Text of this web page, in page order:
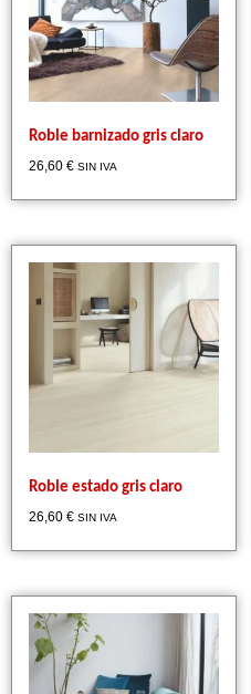
Roble barnizado gris claro
26,60 € SIN IVA
Roble estado gris claro
26,60 € SIN IVA